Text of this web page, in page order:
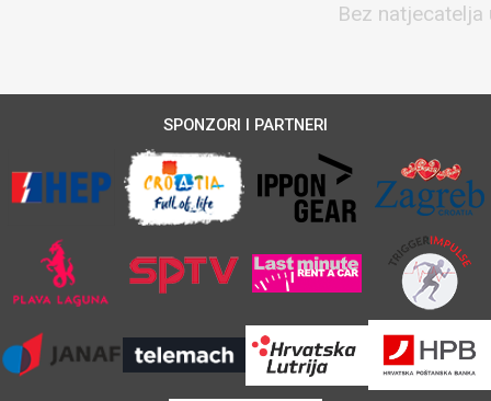
Bez
SPONZORI I PARTNERI